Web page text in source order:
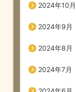
2024年10月
2024年9月
2024年8月
2024年7月